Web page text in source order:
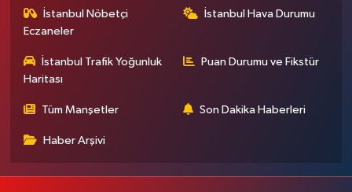
İstanbul Nöbetçi
Eczaneler
İstanbul Hava Durumu
İstanbul Trafik Yoğunluk
Haritası
Puan Durumu ve Fikstür
Tüm Manşetler Son Dakika Haberleri
Haber Arşivi